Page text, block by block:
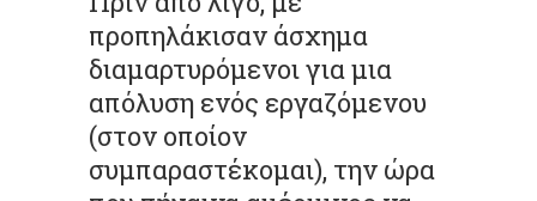
προπηλάκισαν άσχημα
διαμαρτυρόμενοι για μια
απόλυση ενός εργαζόμενου
(στον οποίον
συμπαραστέκομαι), την ώρα